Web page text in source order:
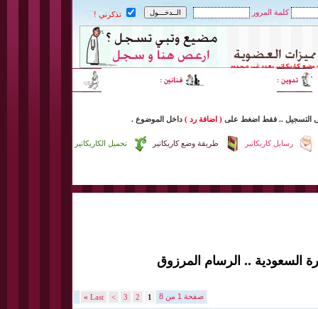
كلمة المرور تذكرني !
التسجيل .. فقط اضغط على ( اضافة رد ) داخل الموضوع .
تحميل الكاريكاتير طريقة وضع كاريكاتير رسايل كاريكاتير
السعودية .. الرسام المرزوق
صفحة 1 من 8 1
2
3
>
Last
»